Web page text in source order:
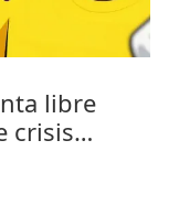
libre
crisis